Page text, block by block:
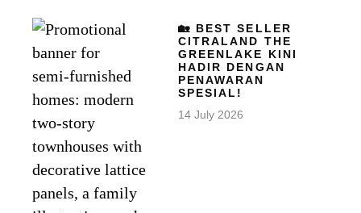
🏡 BEST SELLER
CITRALAND THE
GREENLAKE KINI
HADIR DENGAN
PENAWARAN
SPESIAL!
14 July 2026